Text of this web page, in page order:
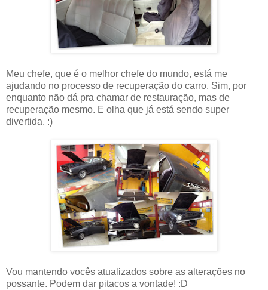
Meu chefe, que é o melhor chefe do mundo, está me
ajudando no processo de recuperação do carro. Sim, por
enquanto não dá pra chamar de restauração, mas de
recuperação mesmo. E olha que já está sendo super
divertida. :)
Vou mantendo vocês atualizados sobre as alterações no
possante. Podem dar pitacos a vontade! :D